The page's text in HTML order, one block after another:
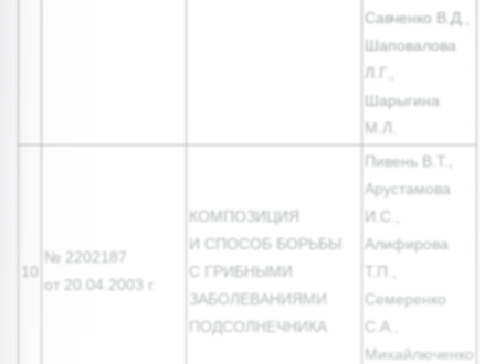
Савченко В.Д.,
Шаповалова
Л.Г.,
Шарыгина
М.Л.
10
№ 2202187
от 20.04.2003 г.
КОМПОЗИЦИЯ
И СПОСОБ БОРЬБЫ
С ГРИБНЫМИ
ЗАБОЛЕВАНИЯМИ
ПОДСОЛНЕЧНИКА
Пивень В.Т.,
Арустамова
И.С.,
Алифирова
Т.П.,
Семеренко
С.А.,
Михайлюченко